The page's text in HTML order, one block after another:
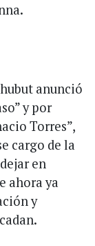
anunció
y por
Torres”,
cargo de la
en
ahora ya
y